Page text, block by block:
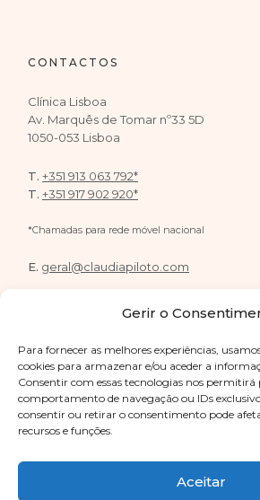
Gerir o
Para fornecer as melhores experiências,
cookies para armazenar e/ou aceder a
Consentir com essas tecnologias nos permitirá
comportamento de navegação ou IDs
consentir ou retirar o consentimento pode
recursos e funções.
Aceitar
CONTACTOS
Clínica Lisboa
Av. Marquês de Tomar nº33 5D
1050-053 Lisboa
T. +351 913 063 792*
T. +351 917 902 920*
*Chamadas para rede móvel nacional
E. geral@claudiapiloto.com
FOLLOW US